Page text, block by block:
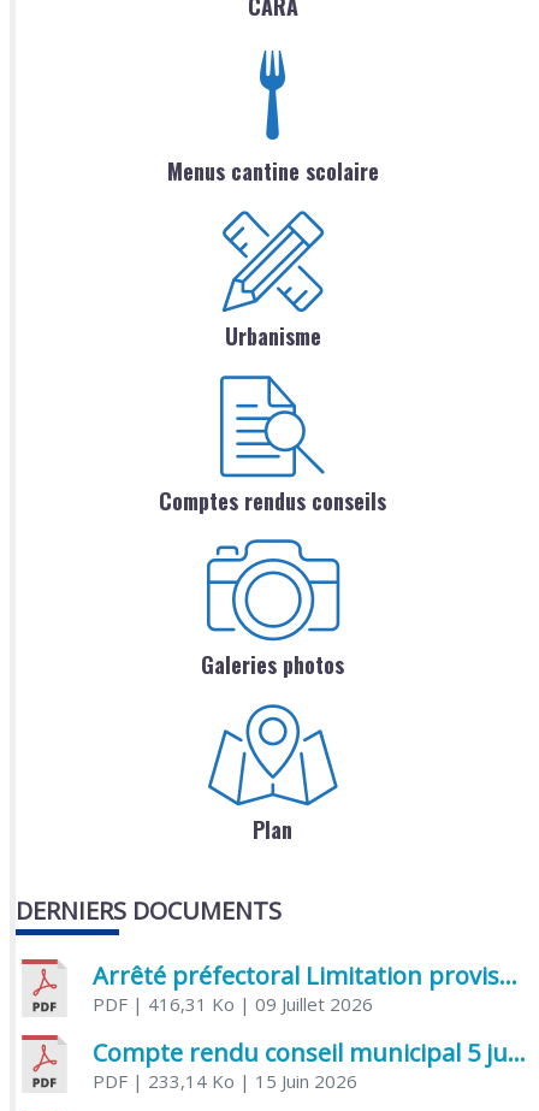
Menus cantine scolaire
Urbanisme
Comptes rendus conseils
Galeries photos
Plan
DERNIERS DOCUMENTS
Arrêté préfectoral Limitation provisoire des usages de l’eau
PDF| 416,31 Ko | 09 Juillet 2026
Compte rendu conseil municipal 5 juin 2026 sénatoriale
PDF| 233,14 Ko | 15 Juin 2026